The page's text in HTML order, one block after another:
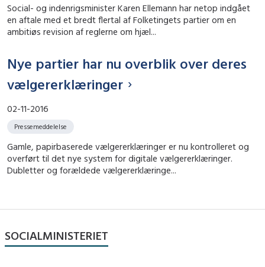
Social- og indenrigsminister Karen Ellemann har netop indgået
en aftale med et bredt flertal af Folketingets partier om en
ambitiøs revision af reglerne om hjæl...
Nye partier har nu overblik over deres
vælgererklæringer
02-11-2016
Pressemeddelelse
Gamle, papirbaserede vælgererklæringer er nu kontrolleret og
overført til det nye system for digitale vælgererklæringer.
Dubletter og forældede vælgererklæringe...
SOCIALMINISTERIET